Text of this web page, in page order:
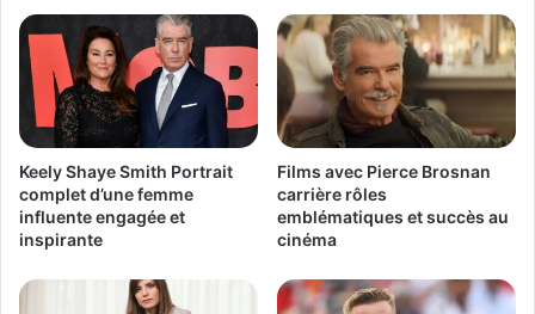
Keely Shaye Smith Portrait
complet d’une femme
influente engagée et
inspirante
Films avec Pierce Brosnan
carrière rôles
emblématiques et succès au
cinéma